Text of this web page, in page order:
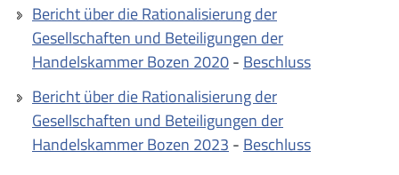
Bericht über die Rationalisierung der
Gesellschaften und Beteiligungen der
Handelskammer Bozen 2020- Beschluss
Bericht über die Rationalisierung der
Gesellschaften und Beteiligungen der
Handelskammer Bozen 2023 - Beschluss